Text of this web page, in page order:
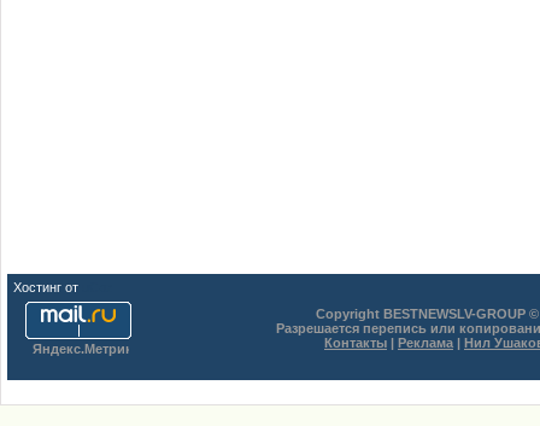
Хостинг от
Copyright BESTNEWSLV-GROUP
Разрешается перепись или
Контакты | Реклама | Нил